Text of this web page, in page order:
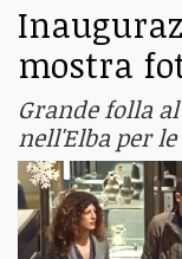
mostra
Grande folla
nell'Elba per